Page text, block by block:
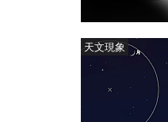
天文現象